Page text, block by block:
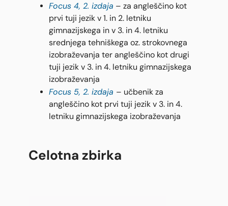
Focus 4, 2. izdaja – za angleščino kot
prvi tuji jezik v 1. in 2. letniku
gimnazijskega in v 3. in 4. letniku
srednjega tehniškega oz. strokovnega
izobraževanja ter angleščino kot drugi
tuji jezik v 3. in 4. letniku gimnazijskega
izobraževanja
Focus 5, 2. izdaja – učbenik za
angleščino kot prvi tuji jezik v 3. in 4.
letniku gimnazijskega izobraževanja
Celotna zbirka